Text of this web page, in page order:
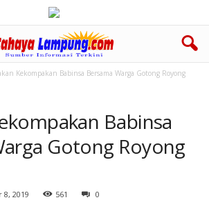
Kekompakan Babinsa Bersama Warga Gotong Royong
Babinsa
Gotong Royong
2019 561 0